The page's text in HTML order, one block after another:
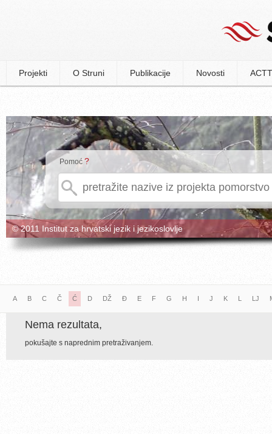
Projekti O Struni Publikacije Novosti
Pomoć ?
© 2011 Institut za hrvatski jezik i jezikoslovlje
A B C Č Ć D DŽ Đ E F G H I J K L LJ
Nema rezultata,
pokušajte s naprednim pretraživanjem.